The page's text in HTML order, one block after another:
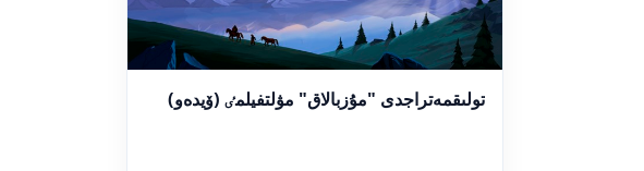
تولىقمەتراجدى "مۇزبالاق" مۋلتفيلمٸ (ۆيدەو)